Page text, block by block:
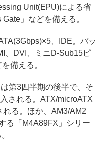
Unit(EPU)による省
」などを備える。
、IDE。バッ
、DVI、ミニD-Sub15ピ
備える。
第3四半期の後半で、そ
される。ATX/microATX
れる。ほか、AM3/AM2
る「M4A89FX」シリー